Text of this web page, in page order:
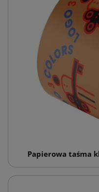
Papierowa taśma